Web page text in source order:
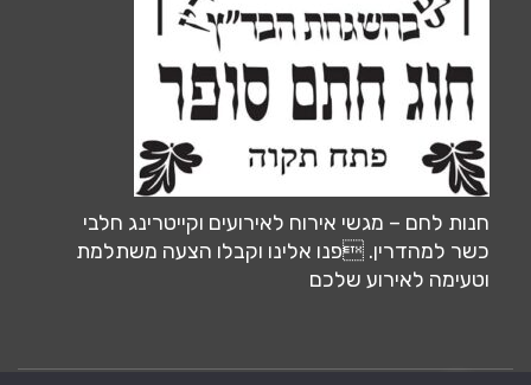
חנות לחם – מגשי אירוח לאירועים וקייטרינג חלבי
כשר למהדרין. פנו אלינו וקבלו הצעה משתלמת
וטעימה לאירוע שלכם